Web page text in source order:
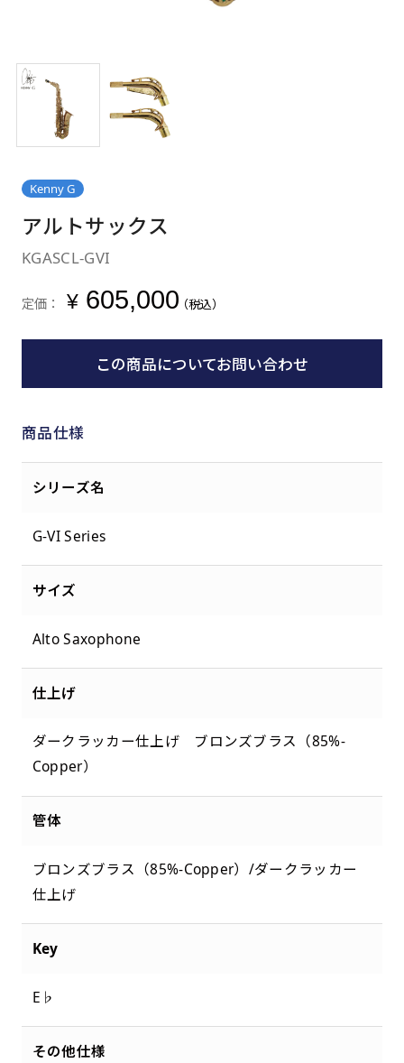
Kenny G
アルトサックス
KGASCL-GVI
定価： ¥605,000（税込）
この商品についてお問い合わせ
商品仕様
シリーズ名
G-VI Series
サイズ
Alto Saxophone
仕上げ
ダークラッカー仕上げ ブロンズブラス（85%-
Copper）
管体
ブロンズブラス（85%-Copper）/ダークラッカー
仕上げ
Key
E♭
その他仕様